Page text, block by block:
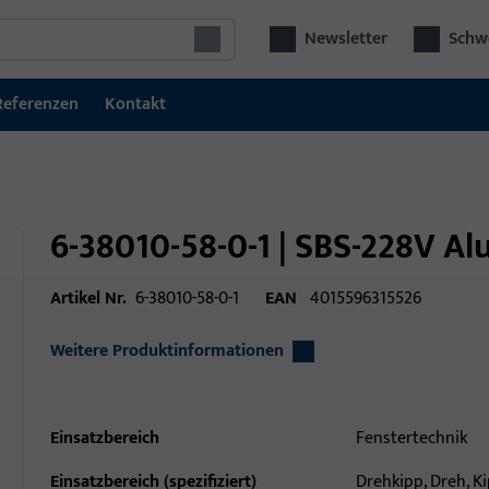
Newsletter
Kontakt
6-38010-58-0-1 | SBS-228V
Artikel Nr. 6-38010-58-0-1 EAN 4015596315526
Weitere Produktinformationen
Einsatzbereich
Fenstertechnik
Einsatzbereich (spezifiziert)
Drehkipp, Dreh,